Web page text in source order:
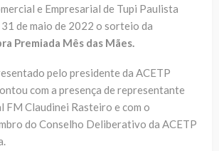
e Empresarial de Tupi Paulista
de maio de 2022 o sorteio da
Premiada Mês das Mães.
pelo presidente da ACETP
com a presença de representante
FM Claudinei Rasteiro e com o
do Conselho Deliberativo da ACETP